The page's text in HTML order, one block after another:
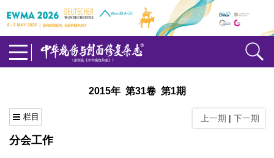
2015年 第31卷 第1期
栏目 上一期 | 下一期
分会工作